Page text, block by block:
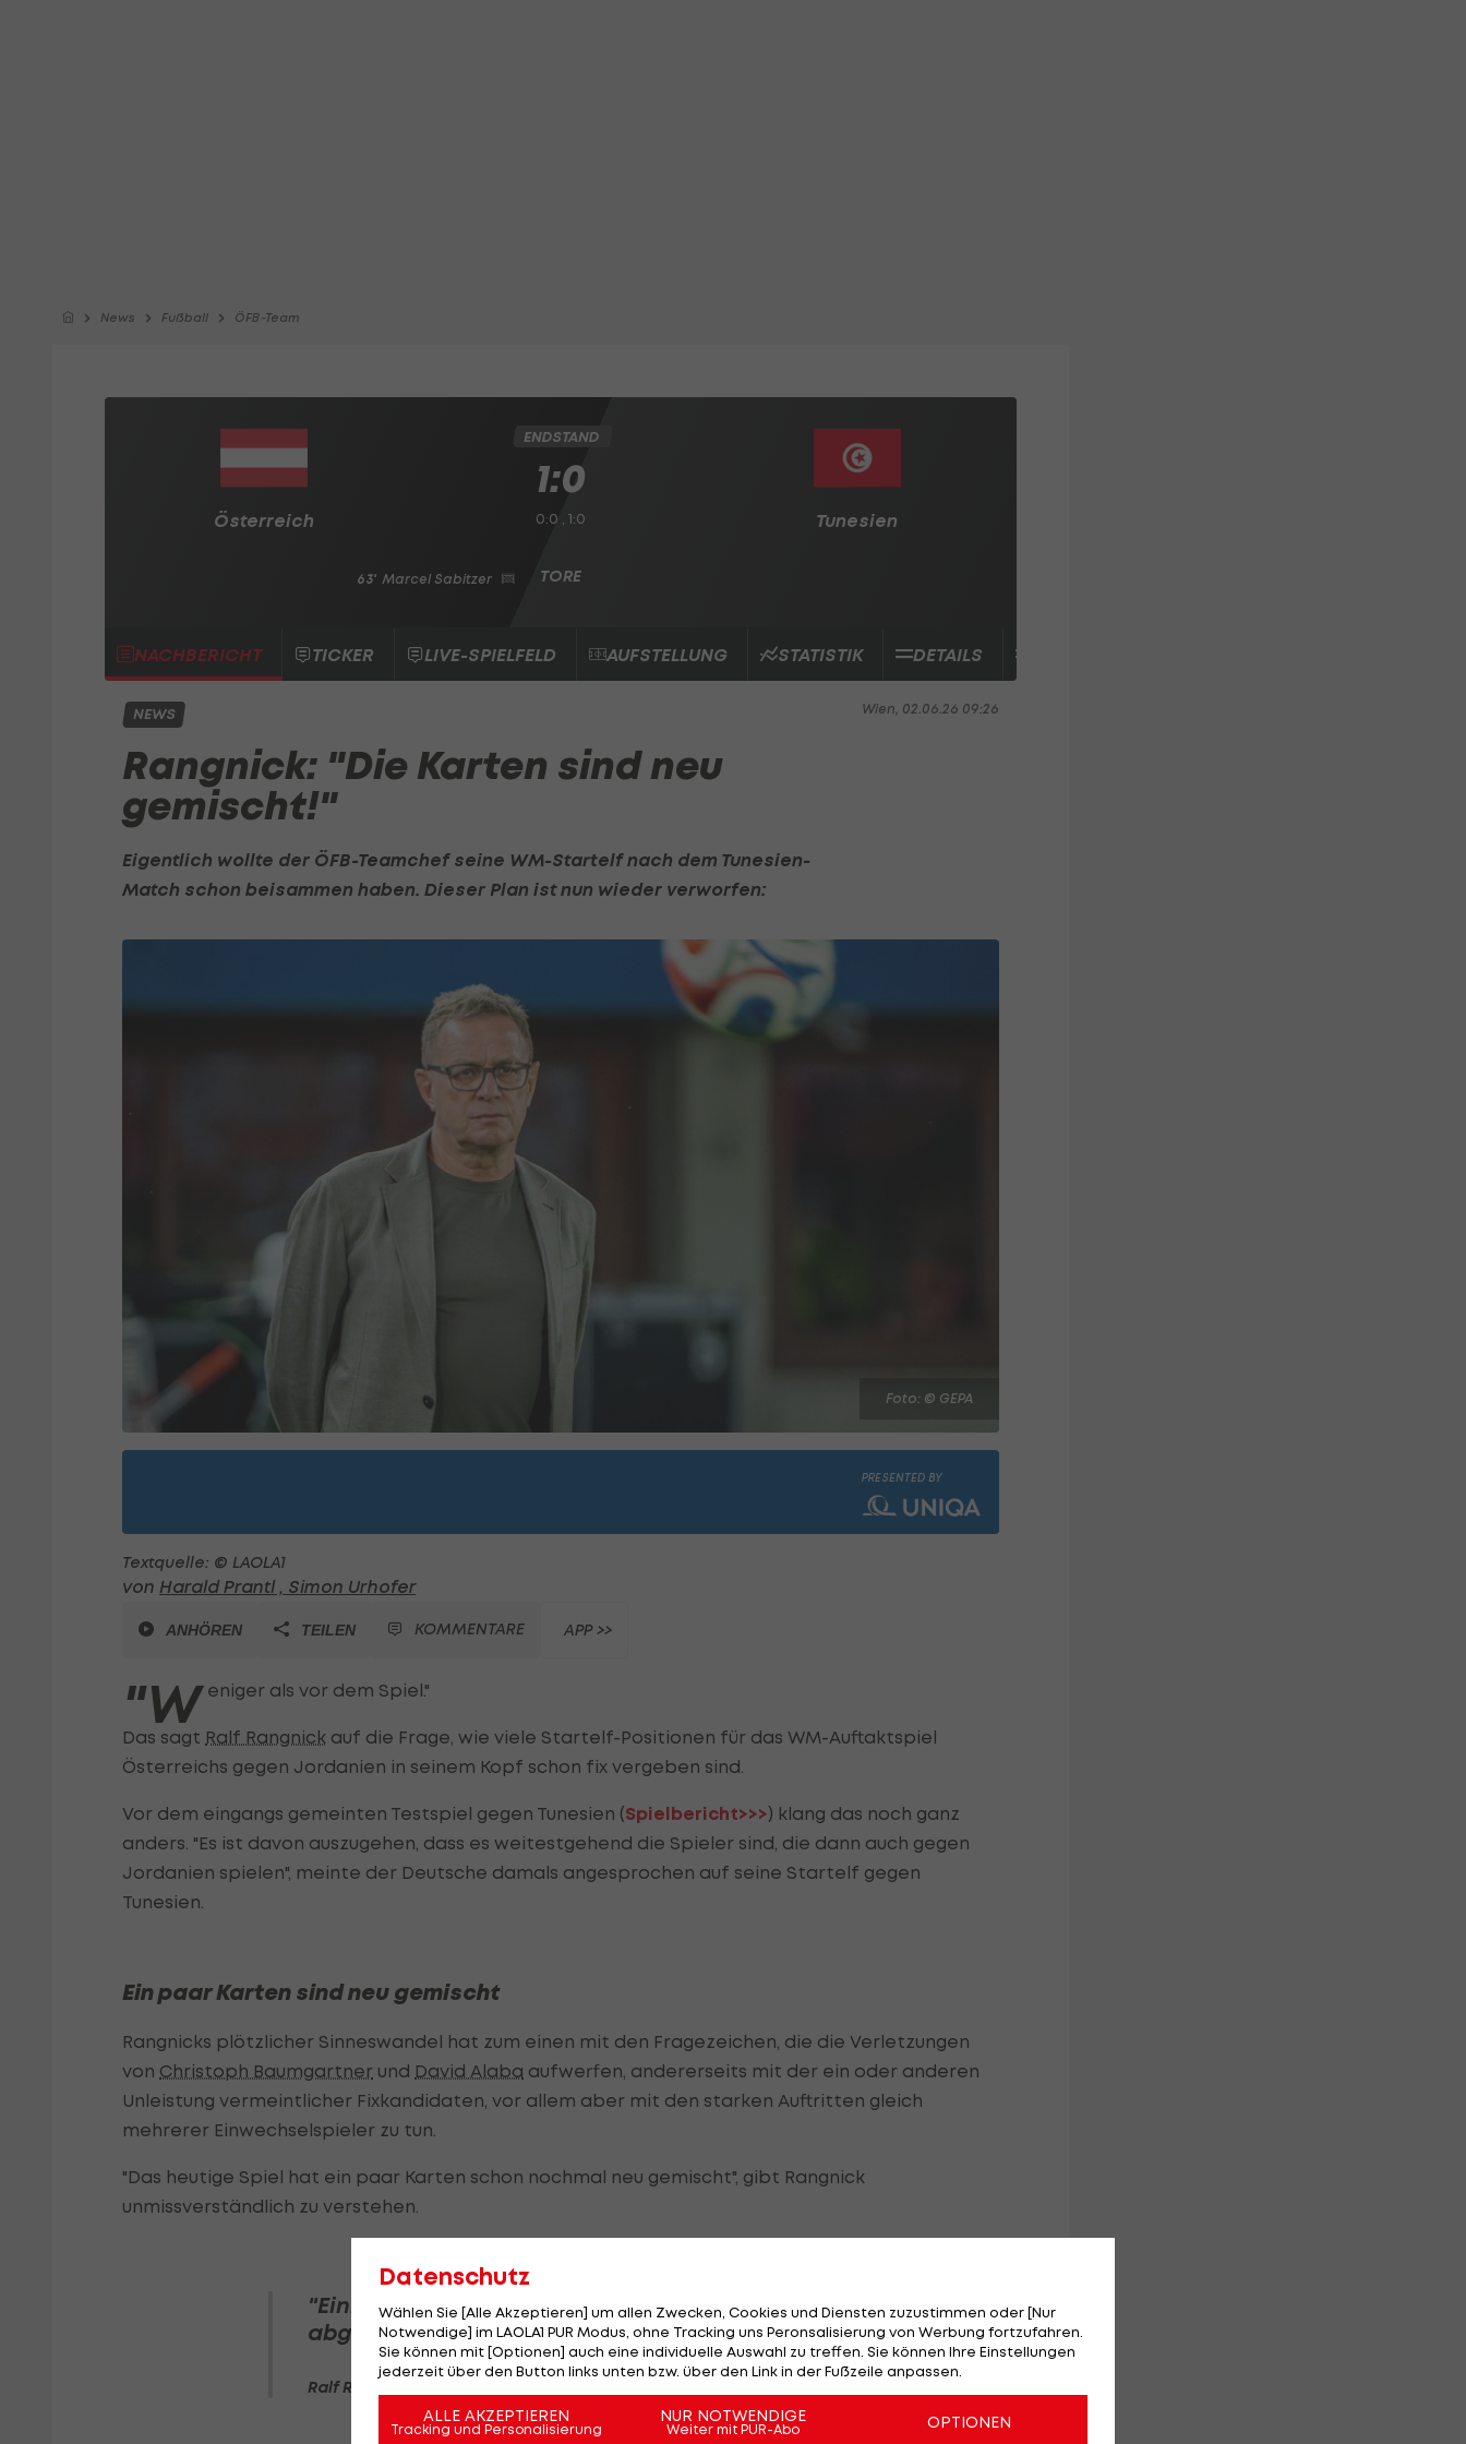
News Fußball ÖFB-Team
Österreich Tunesien
ENDSTAND
1:0
0:0 , 1:0
63' Marcel Sabitzer
NACHBERICHT TICKER LIVE-SPIELFELD AUFSTELLUNG STATISTIK DETAILS
Wien, 02.06.26 09:26
NEWS
Rangnick: "Die Karten sind neu
gemischt!"
Eigentlich wollte der ÖFB-Teamchef seine WM-Startelf nach dem Tunesien-
Match schon beisammen haben. Dieser Plan ist nun wieder verworfen:
Foto: © GEPA
PRESENTED BY
Textquelle: © LAOLA1
von Harald Prantl , Simon Urhofer
ANHÖREN TEILEN KOMMENTARE APP >>
"W eniger als vor dem Spiel."
Das sagt Ralf Rangnick auf die Frage, wie viele Startelf-Positionen für das WM-Auftaktspiel
Österreichs gegen Jordanien in seinem Kopf schon fix vergeben sind.
Vor dem eingangs gemeinten Testspiel gegen Tunesien (Spielbericht>>>) klang das noch ganz
anders. "Es ist davon auszugehen, dass es weitestgehend die Spieler sind, die dann auch gegen
Jordanien spielen", meinte der Deutsche damals angesprochen auf seine Startelf gegen
Tunesien.
Ein paar Karten sind neu gemischt
Rangnicks plötzlicher Sinneswandel hat zum einen mit den Fragezeichen, die die Verletzungen
von Christoph Baumgartner und David Alaba aufwerfen, andererseits mit der ein oder anderen
Unleistung vermeintlicher Fixkandidaten, vor allem aber mit den starken Auftritten gleich
mehrerer Einwechselspieler zu tun.
"Das heutige Spiel hat ein paar Karten schon nochmal neu gemischt", gibt Rangnick
unmissverständlich zu verstehen.
"Einige Spieler haben eine Visitenkarte
abgegeben."
Ralf Rangnick
Datenschutz
Wählen Sie [Alle Akzeptieren] um allen Zwecken, Cookies und Diensten zuzustimmen oder [Nur
Notwendige] im LAOLA1 PUR Modus, ohne Tracking uns Peronsalisierung von Werbung fortzufahren.
Sie können mit [Optionen] auch eine individuelle Auswahl zu treffen. Sie können Ihre Einstellungen
jederzeit über den Button links unten bzw. über den Link in der Fußzeile anpassen.
ALLE AKZEPTIEREN
Tracking und Personalisierung
NUR NOTWENDIGE
Weiter mit PUR-Abo OPTIONEN